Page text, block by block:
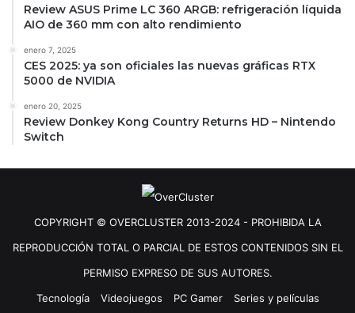
Review ASUS Prime LC 360 ARGB: refrigeración líquida
AIO de 360 mm con alto rendimiento
enero 7, 2025
CES 2025: ya son oficiales las nuevas gráficas RTX
5000 de NVIDIA
enero 20, 2025
Review Donkey Kong Country Returns HD – Nintendo
Switch
COPYRIGHT © OVERCLUSTER 2013-2024 - PROHIBIDA LA
REPRODUCCIÓN TOTAL O PARCIAL DE ESTOS CONTENIDOS SIN EL
PERMISO EXPRESO DE SUS AUTORES.
Tecnología
Videojuegos PC Gamer Series y películas